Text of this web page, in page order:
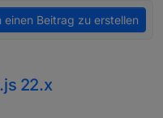
Beitrag zu erstellen
22.x